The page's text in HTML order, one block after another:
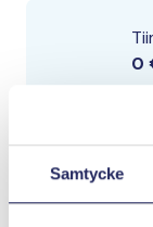
Samtycke
0